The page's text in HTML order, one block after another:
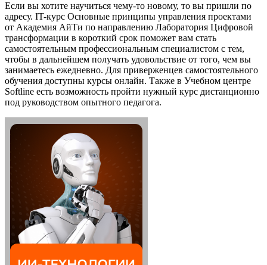
Если вы хотите научиться чему-то новому, то вы пришли по
адресу. IT-курс Основные принципы управления проектами
от Академия АйТи по направлению Лаборатория Цифровой
трансформации в короткий срок поможет вам стать
самостоятельным профессиональным специалистом с тем,
чтобы в дальнейшем получать удовольствие от того, чем вы
занимаетесь ежедневно. Для приверженцев самостоятельного
обучения доступны курсы онлайн. Также в Учебном центре
Softline есть возможность пройти нужный курс дистанционно
под руководством опытного педагога.